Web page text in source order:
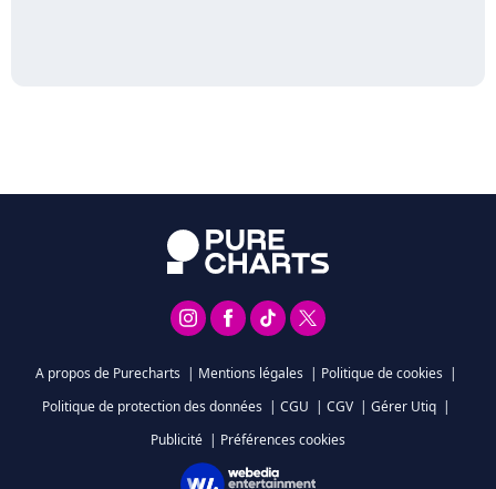
A propos de Purecharts | Mentions légales | Politique de cookies |
Politique de protection des données | CGU | CGV | Gérer Utiq |
Publicité | Préférences cookies